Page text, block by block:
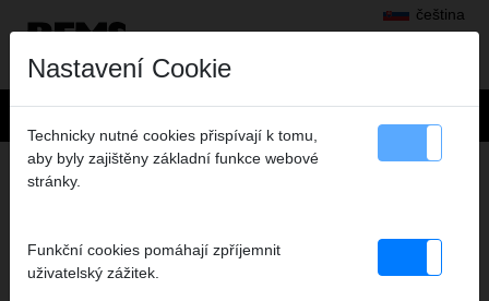
čeština
Výrobky> Čištění trubek a kanálů>REMS Cobra 22/32 Příslušenství
> Křížový lopatkový vrták
16/25
Nastavení Cookie
Technicky nutné cookies přispívají k tomu,
aby byly zajištěny základní funkce webové
stránky.
Funkční cookies pomáhají zpříjemnit
uživatelský zážitek.